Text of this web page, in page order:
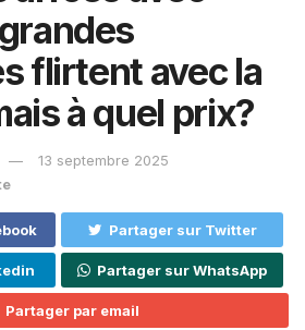
flirtent avec la
à quel prix?
13 septembre 2025
Partager sur Twitter
Partager sur WhatsApp
Partager par email